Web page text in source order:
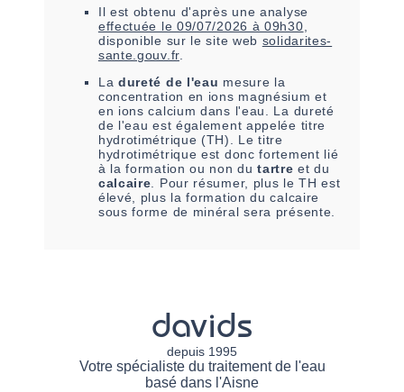
Il est obtenu d'après une analyse
effectuée le 09/07/2026 à 09h30
disponible sur le site web solidarites-
sante.gouv.fr.
La dureté de l'eau mesure la
concentration en ions magnésium et
en ions calcium dans l'eau. La dureté
de l'eau est également appelée titre
hydrotimétrique (TH). Le titre
hydrotimétrique est donc fortement lié
à la formation ou non dutartre et du
calcaire . Pour résumer, plus le TH est
élevé, plus la formation du calcaire
sous forme de minéral sera présente.
davids
depuis 1995
Votre spécialiste du traitement de l'eau
basé dans l'Aisne